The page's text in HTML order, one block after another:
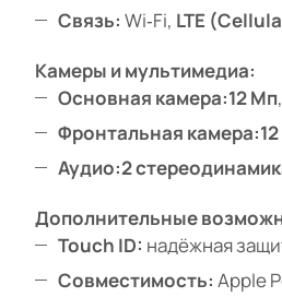
Связь: Wi‑Fi, LTE
Камеры и мультимедиа:
Основная камера:12 Мп
Фронтальная камера:
Аудио:2
Дополнительные
Touch ID: надёжная
Совместимость: Apple